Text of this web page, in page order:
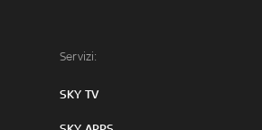
Servizi:
SKY TV